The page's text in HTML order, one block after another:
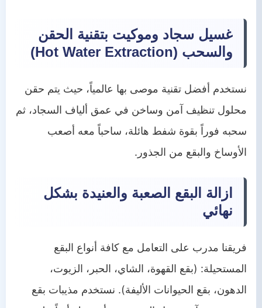
غسيل سجاد وموكيت بتقنية الحقن
والسحب (Hot Water Extraction)
نستخدم أفضل تقنية موصى بها عالمياً، حيث يتم حقن
محلول تنظيف آمن وساخن في عمق ألياف السجاد، ثم
سحبه فوراً بقوة شفط هائلة، ساحباً معه أصعب
الأوساخ والبقع من الجذور.
ازالة البقع الصعبة والعنيدة بشكل
نهائي
فريقنا مدرب على التعامل مع كافة أنواع البقع
المستحيلة: (بقع القهوة، الشاي، الحبر، الزيوت،
الدهون، بقع الحيوانات الأليفة). نستخدم مذيبات بقع